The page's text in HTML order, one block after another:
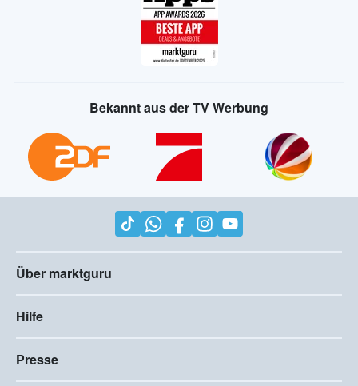
Bekannt aus der TV Werbung
Über marktguru
Hilfe
Presse